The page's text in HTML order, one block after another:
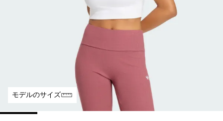
モデルのサイズ